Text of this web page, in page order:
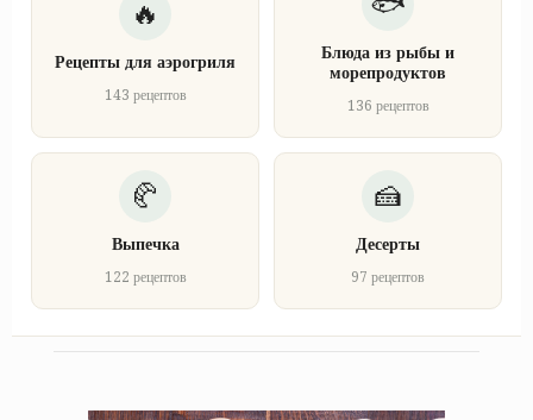
Рецепты для аэрогриля
143 рецептов
Блюда из рыбы и
морепродуктов
136 рецептов
Выпечка
122 рецептов
Десерты
97 рецептов